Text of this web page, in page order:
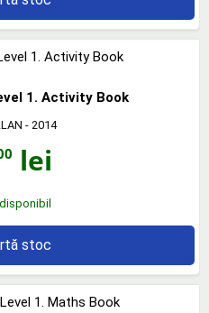
1. Activity Book
- 2014
lei
stoc